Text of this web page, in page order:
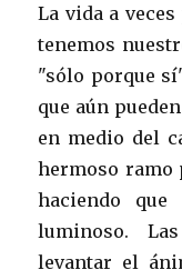
La vida a
tenemos
"sólo porque
que aún
en medio del
hermoso ramo
haciendo
luminoso.
levantar el